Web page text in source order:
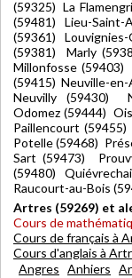
(59325) La
(59481) Lieu-Saint-
(59361)
(59381) Marly
Millonfosse
(59415) Neuville-en-
Neuvilly (59430)
Odomez (59444)
Paillencourt
Potelle (59468)
Sart (59473)
(59480)
Raucourt-au-Bois
Artres (59269) et
Cours de
Cours de français à
Cours d'anglais à
Angres Anhiers